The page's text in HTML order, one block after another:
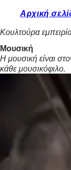
Μετάβαση στο
ρ
ί
σ
κ
ε
Αρχική
Κουλτούρα
Μουσική
Η μουσική είναι
κάθε μουσικόφιλο.